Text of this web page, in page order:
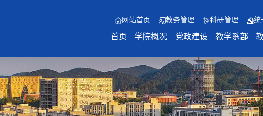
网站首页 教务管理 科研管理 统
首页 学院概况 党政建设 教学系部